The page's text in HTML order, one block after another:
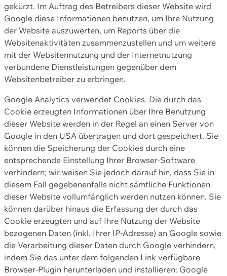
gekürzt. Im Auftrag des Betreibers dieser Website wird
Google diese Informationen benutzen, um Ihre Nutzung
der Website auszuwerten, um Reports über die
Websitenaktivitäten zusammenzustellen und um weitere
mit der Websitennutzung und der Internetnutzung
verbundene Dienstleistungen gegenüber dem
Websitenbetreiber zu erbringen.
Google Analytics verwendet Cookies. Die durch das
Cookie erzeugten Informationen über Ihre Benutzung
dieser Website werden in der Regel an einen Server von
Google in den USA übertragen und dort gespeichert. Sie
können die Speicherung der Cookies durch eine
entsprechende Einstellung Ihrer Browser-Software
verhindern; wir weisen Sie jedoch darauf hin, dass Sie in
diesem Fall gegebenenfalls nicht sämtliche Funktionen
dieser Website vollumfänglich werden nutzen können. Sie
können darüber hinaus die Erfassung der durch das
Cookie erzeugten und auf Ihre Nutzung der Website
bezogenen Daten (inkl. Ihrer IP-Adresse) an Google sowie
die Verarbeitung dieser Daten durch Google verhindern,
indem Sie das unter dem folgenden Link verfügbare
Browser-Plugin herunterladen und installieren: Google